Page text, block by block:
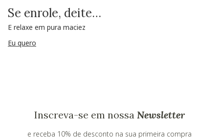
Se enrole, deite…
E relaxe em pura maciez
Eu quero
Inscreva-se em nossa Newsletter
e receba 10% de desconto na sua primeira compra